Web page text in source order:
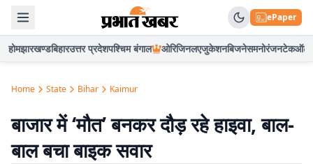
ePaper
होमझारखण्डबिहारउत्तर प्रदेशपश्चिम बंगाल ओरिजिनलएजुकेशनबिजनेसमनोरंजनटेकऑटो
Home State Bihar Kaimur
बाजार में ‘मौत’ बनकर दौड़ रहे हाइवा, बाल-
बाल बचा बाइक सवार